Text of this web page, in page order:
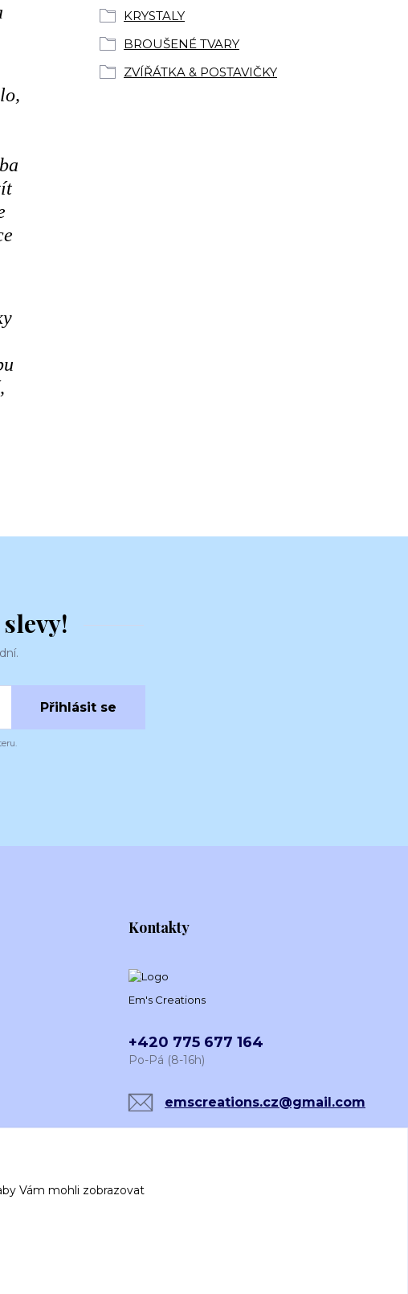
KRYSTALY
BROUŠENÉ TVARY
ZVÍŘÁTKA & POSTAVIČKY
Přihlásit se
Kontakty
Em's Creations
+420 775 677 164
Po-Pá (8-16h)
emscreations.cz@gmail.com
Vám mohli zobrazovat